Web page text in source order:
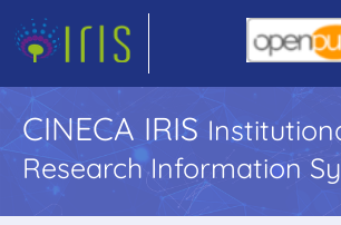
CINECA IRIS
Research Information